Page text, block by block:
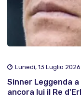
Lunedì, 13 Luglio 2026
Sinner Leggenda
ancora lui il Re